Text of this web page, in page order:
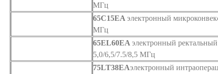
МГц
65C15EA электронный
МГц
65EL60EA электронный
5,0/6,5/7.5/8,5 МГц
75LT38EAэлектронный